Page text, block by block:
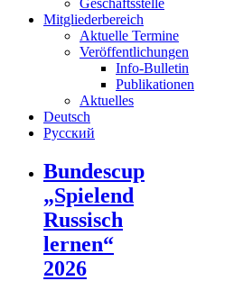
Mitgliederbereich
Aktuelle Termine
Veröffentlichungen
Info-Bulletin
Publikationen
Aktuelles
Deutsch
Русский
Bundescup
„Spielend
Russisch
lernen“
2026